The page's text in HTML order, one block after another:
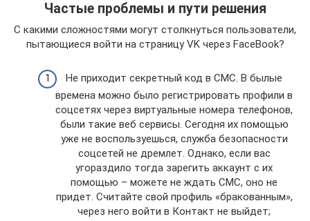
Частые проблемы и пути решения
С какими сложностями могут столкнуться пользователи,
пытающиеся войти на страницу VK через FaceBook?
Не приходит секретный код в СМС. В былые
времена можно было регистрировать профили в
соцсетях через виртуальные номера телефонов,
были такие веб сервисы. Сегодня их помощью
уже не воспользуешься, служба безопасности
соцсетей не дремлет. Однако, если вас
угораздило тогда зарегить аккаунт с их
помощью – можете не ждать СМС, оно не
придет. Считайте свой профиль «бракованным»,
через него войти в Контакт не выйдет;